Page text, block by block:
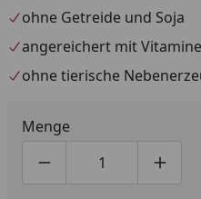
ohne Getreide und Soja
angereichert mit
ohne tierische
Menge
Produktmenge um